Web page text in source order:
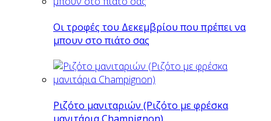
Οι τροφές του Δεκεμβρίου που πρέπει να
μπουν στο πιάτο σας
Ριζότο μανιταριών (Ριζότο με φρέσκα